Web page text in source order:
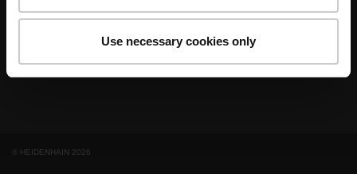
Use necessary cookies only
Klartext Portal
© HEIDENHAIN 2026